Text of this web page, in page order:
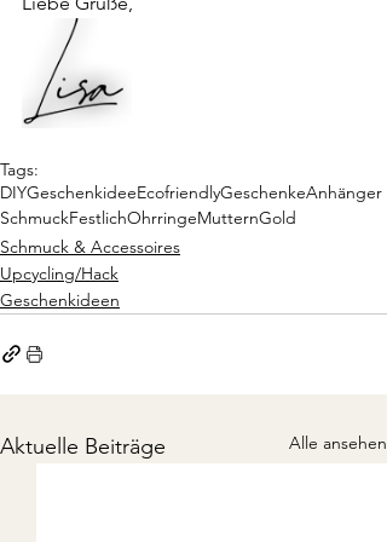
Tags:
DIYGeschenkideeEcofriendlyGeschenkeAnhänger
SchmuckFestlichOhrringeMutternGold
Schmuck & Accessoires
Upcycling/Hack
Geschenkideen
Aktuelle Beiträge Alle ansehen